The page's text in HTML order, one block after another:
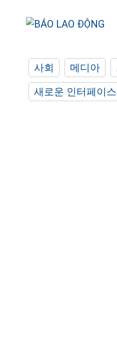
사회 메디아
새로운 인터페이